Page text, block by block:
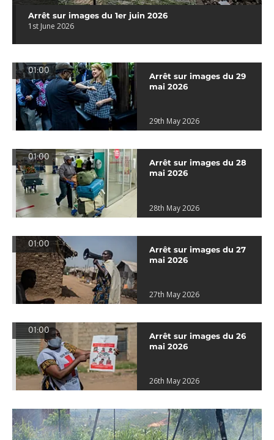
Arrêt sur images du 1er juin 2026
1st June 2026
01:00
Arrêt sur images du 29
mai 2026
29th May 2026
01:00
Arrêt sur images du 28
mai 2026
28th May 2026
01:00
Arrêt sur images du 27
mai 2026
27th May 2026
01:00
Arrêt sur images du 26
mai 2026
26th May 2026